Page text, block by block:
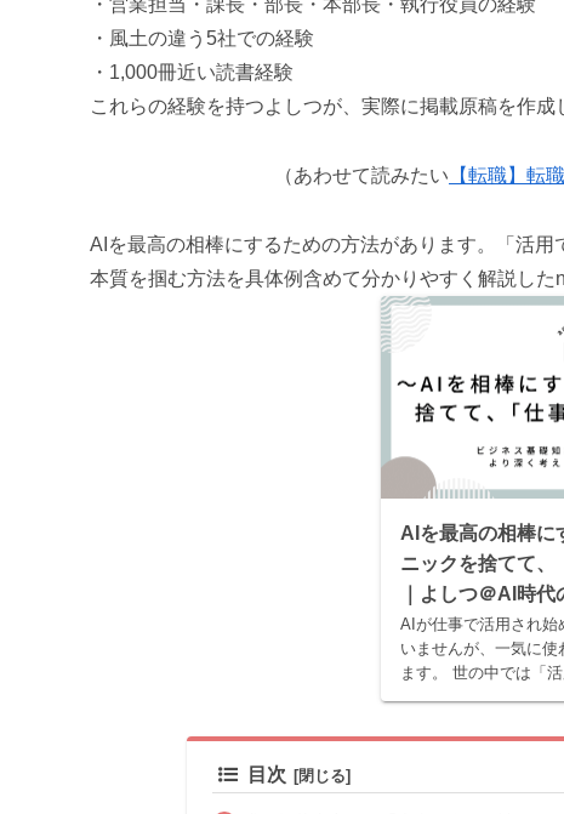
・営業担当・課長・部長・本部長・執行役員の経験
・風土の違う5社での経験
・1,000冊近い読書経験
これらの経験を持つよしつが、実際に掲載原稿を作成
（あわせて読みたい 【転職】転
AIを最高の相棒にするための方法があります。「活
本質を掴む方法を具体例含めて分かりやすく解説した
AIを最高の相棒に
ニックを捨てて、
｜よしつ＠AI時
AIが仕事で活用され始
いませんが、一気に
ます。 世の中では「
選」といった記事や
でツールでしかな...
目次